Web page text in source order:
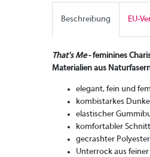
Beschreibung EU-
That's Me- feminines
Materialien aus
elegant, fein und
kombistarkes
elastischer
komfortabler Schnitt
gecrashter
Unterrock aus